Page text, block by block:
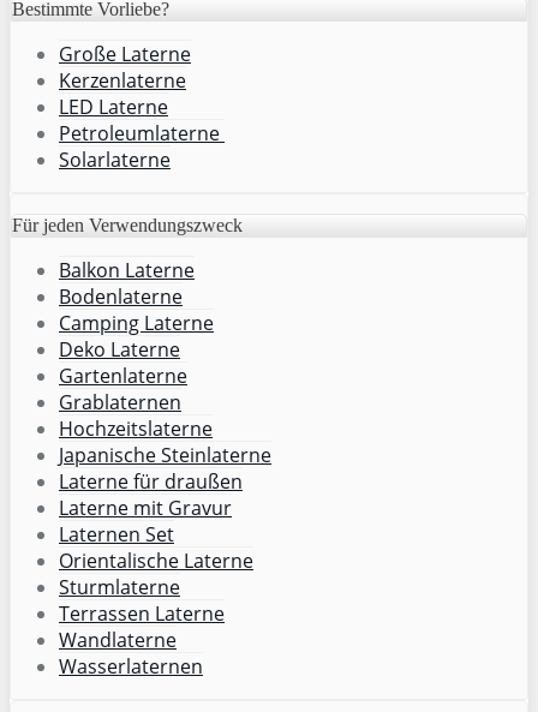
Bestimmte Vorliebe?
Große Laterne
Kerzenlaterne
LED Laterne
Petroleumlaterne
Solarlaterne
Für jeden Verwendungszweck
Balkon Laterne
Bodenlaterne
Camping Laterne
Deko Laterne
Gartenlaterne
Grablaternen
Hochzeitslaterne
Japanische Steinlaterne
Laterne für draußen
Laterne mit Gravur
Laternen Set
Orientalische Laterne
Sturmlaterne
Terrassen Laterne
Wandlaterne
Wasserlaternen